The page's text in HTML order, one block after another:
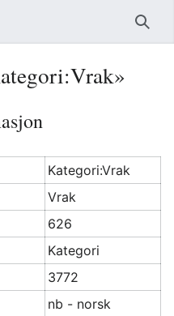
Søk
Kategori:Vrak
Vrak
626
Kategori
3772
nb - norsk